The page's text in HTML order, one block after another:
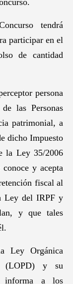
tendrá
participar en el
de cantidad
persona
las Personas
patrimonial, a
dicho Impuesto
la Ley 35/2006
y acepta
fiscal al
Ley del IRPF y
y que tales
Ley Orgánica
(LOPD) y su
informa a los